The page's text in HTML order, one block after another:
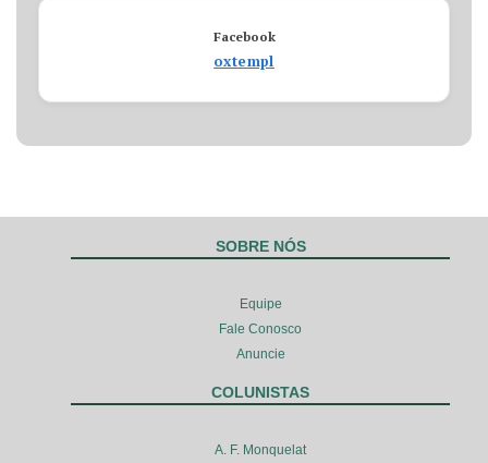
Facebook
oxtempl
SOBRE NÓS
Equipe
Fale Conosco
Anuncie
COLUNISTAS
A. F. Monquelat